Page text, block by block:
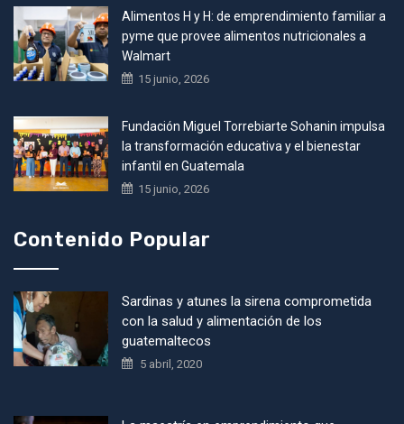
Alimentos H y H: de emprendimiento familiar a
pyme que provee alimentos nutricionales a
Walmart
15 junio, 2026
Fundación Miguel Torrebiarte Sohanin impulsa
la transformación educativa y el bienestar
infantil en Guatemala
15 junio, 2026
Contenido Popular
Sardinas y atunes la sirena comprometida
con la salud y alimentación de los
guatemaltecos
5 abril, 2020